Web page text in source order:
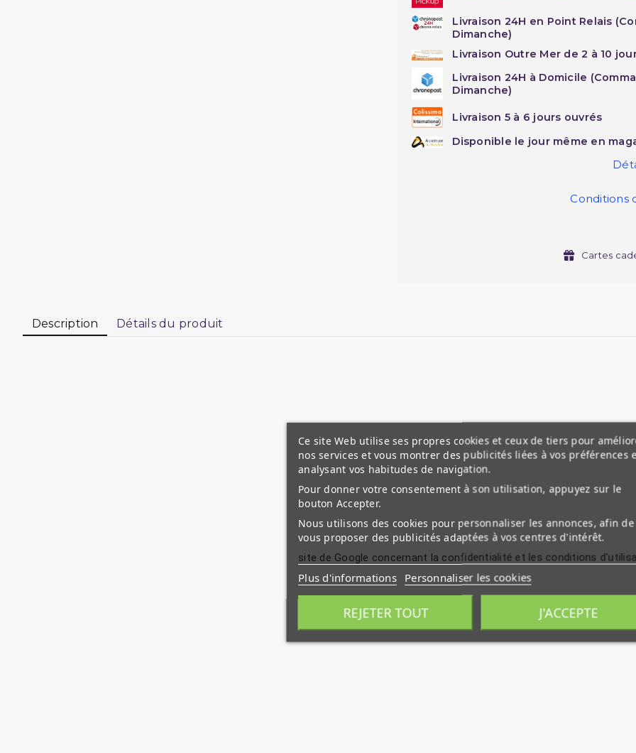
Livraison 24H en Point Relais
Dimanche)
Livraison Outre Mer de 2 à 10
Livraison 24H à Domicile
Dimanche)
Livraison 5 à 6 jours ouvrés
Disponible le jour même en
Conditions
Cartes
Description Détails du produit
accueillie parleurs pairs masculins?
Savantes" ?
C'est à ces questions que cet ouvrage s'efforce d'apporter des éléments de réponse, tout en faisant la
ces femmes oubliées par l'Histoire, informer le lecteur sur un
afin que leur identité ne soit pas un frein mais une impulsion et une motivation dans leur volonté de marquer
Ce site Web utilise ses propres cookies et ceux de tiers pour
nos services et vous montrer des publicités liées à vos préférences
analysant vos habitudes de navigation.
Pour donner votre consentement à son utilisation, appuyez sur le
bouton Accepter.
Nous utilisons des cookies pour personnaliser les annonces, afin de
vous proposer des publicités adaptées à vos centres d'intérêt.
site de Google concernant la confidentialité et les conditions
Plus d'informations Personnaliser les cookies
REJETER TOUT J'ACCEPTE